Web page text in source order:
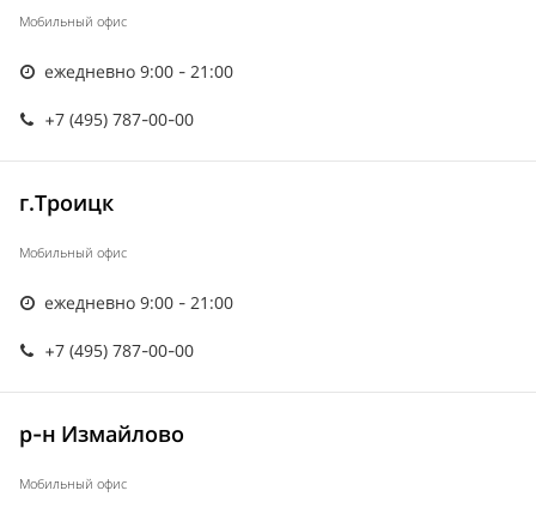
Мобильный офис
ежедневно 9:00 - 21:00
+7 (495) 787-00-00
г.Троицк
Мобильный офис
ежедневно 9:00 - 21:00
+7 (495) 787-00-00
р-н Измайлово
Мобильный офис